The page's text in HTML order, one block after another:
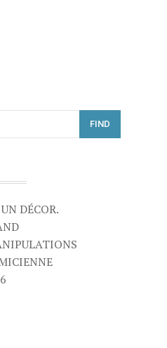
FIND
DÉCOR.